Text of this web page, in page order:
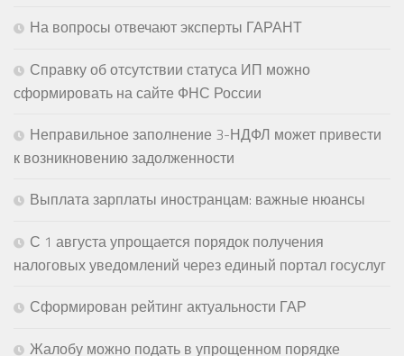
На вопросы отвечают эксперты ГАРАНТ
Справку об отсутствии статуса ИП можно
сформировать на сайте ФНС России
Неправильное заполнение 3-НДФЛ может привести
к возникновению задолженности
Выплата зарплаты иностранцам: важные нюансы
С 1 августа упрощается порядок получения
налоговых уведомлений через единый портал госуслуг
Сформирован рейтинг актуальности ГАР
Жалобу можно подать в упрощенном порядке